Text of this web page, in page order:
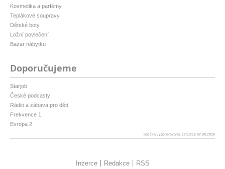
Kosmetika a parfémy
Teplákové soupravy
Dětské boty
Ložní povlečení
Bazar nábytku
Doporučujeme
Starjob
České podcasty
Rádio a zábava pro děti
Frekvence 1
Evropa 2
patička vygenerovaná: 17:10:16 07.08.2026
Inzerce Redakce RSS